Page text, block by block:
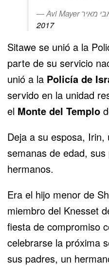
2017
Sitawe se unió a la
parte de su servicio
unió a la Policía de
servido en la unidad
el Monte del Templo
Deja a su esposa, Irin,
semanas de edad,
hermanos.
Era el hijo menor de
miembro del Knesset
fiesta de compromiso
celebrarse la próxima
sus padres, un